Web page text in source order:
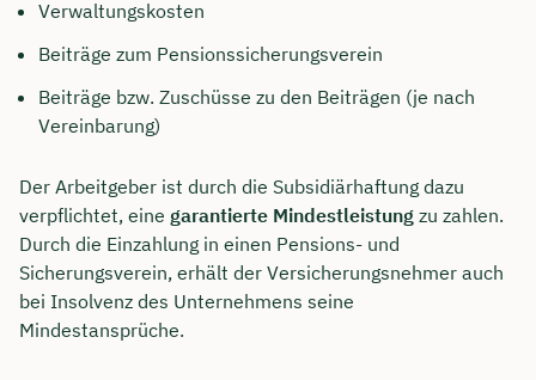
Verwaltungskosten
Beiträge zum Pensionssicherungsverein
Beiträge bzw. Zuschüsse zu den Beiträgen (je nach
Vereinbarung)
Der Arbeitgeber ist durch die Subsidiärhaftung dazu
verpflichtet, eine garantierte Mindestleistung zu zahlen.
Durch die Einzahlung in einen Pensions- und
Sicherungsverein, erhält der Versicherungsnehmer auch
bei Insolvenz des Unternehmens seine
Mindestansprüche.